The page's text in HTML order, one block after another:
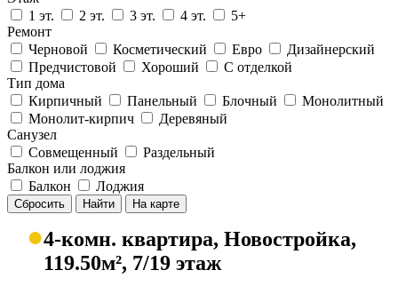
1 эт.
2 эт. 3 эт. 4 эт.
5+
Ремонт
Черновой
Косметический Евро
Дизайнерский
Предчистовой
Хороший
С отделкой
Тип дома
Кирпичный
Панельный Блочный
Монолитный
Монолит-кирпич
Деревяный
Санузел
Совмещенный
Раздельный
Балкон или лоджия
Балкон
Лоджия
Сбросить Найти На карте
●4-комн. квартира, Новостройка,
119.50м², 7/19 этаж